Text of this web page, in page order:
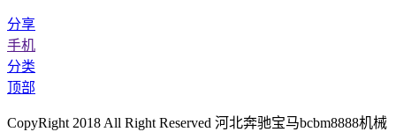
分享
手机
分类
顶部
CopyRight 2018 All Right Reserved 河北奔驰宝马bcbm8888机械